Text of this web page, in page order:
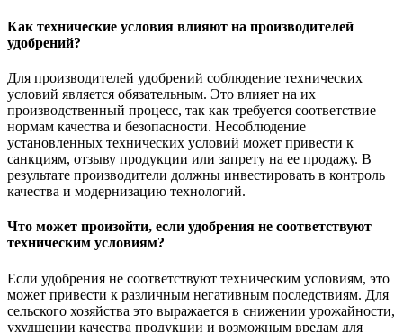
Как технические условия влияют на производителей
удобрений?
Для производителей удобрений соблюдение технических
условий является обязательным. Это влияет на их
производственный процесс, так как требуется соответствие
нормам качества и безопасности. Несоблюдение
установленных технических условий может привести к
санкциям, отзыву продукции или запрету на ее продажу. В
результате производители должны инвестировать в контроль
качества и модернизацию технологий.
Что может произойти, если удобрения не соответствуют
техническим условиям?
Если удобрения не соответствуют техническим условиям, это
может привести к различным негативным последствиям. Для
сельского хозяйства это выражается в снижении урожайности,
ухудшении качества продукции и возможным вредам для